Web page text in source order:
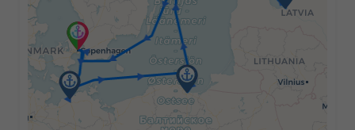
16:00
Ημέρα 5η
Ρίγα, Λετονία